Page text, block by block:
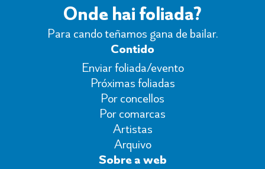
Onde hai foliada?
Para cando teñamos gana de bailar.
Contido
Enviar foliada/evento
Próximas foliadas
Por concellos
Por comarcas
Artistas
Arquivo
Sobre a web